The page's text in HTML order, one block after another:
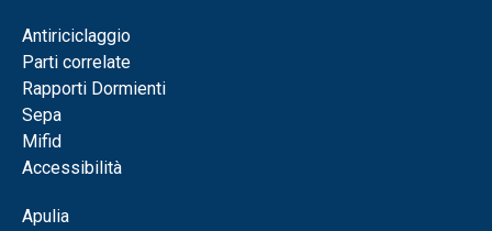
Antiriciclaggio
Parti correlate
Rapporti Dormienti
Sepa
Mifid
Accessibilità
Apulia